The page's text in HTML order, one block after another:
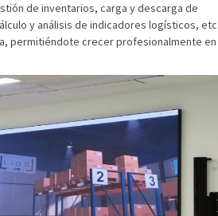
de inventarios, carga y descarga de
y análisis de indicadores logísticos, etc.
permitiéndote crecer profesionalmente en